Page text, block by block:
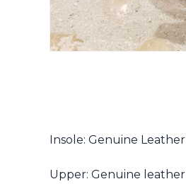
Insole: Genuine Leather
Upper: Genuine leather